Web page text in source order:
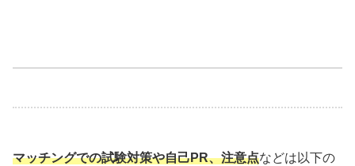
マッチングでの試験対策や自己PR、注意点などは以下の